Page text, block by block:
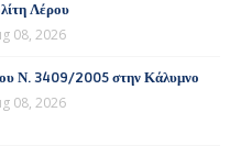
Λέρου
08, 2026
Ν. 3409/2005 στην Κάλυμνο
08, 2026